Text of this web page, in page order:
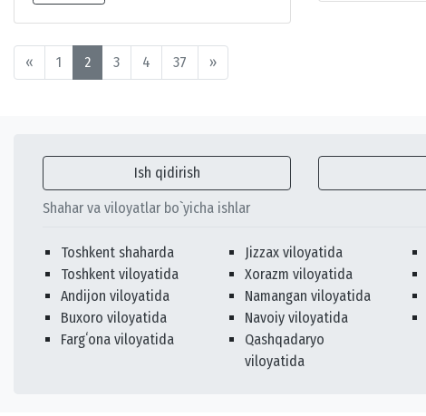
« 1 2 3 4 37 »
Ish qidirish
Shahar va viloyatlar bo`yicha ishlar
Toshkent shaharda
Toshkent viloyatida
Andijon viloyatida
Buxoro viloyatida
Fargʻona viloyatida
Jizzax viloyatida
Xorazm viloyatida
Namangan viloyatida
Navoiy viloyatida
Qashqadaryo
viloyatida